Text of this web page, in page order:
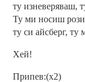
ту изневеряваш,
Ту ми носиш
ту си айсберг, ту
Хей!
Припев:(x2)